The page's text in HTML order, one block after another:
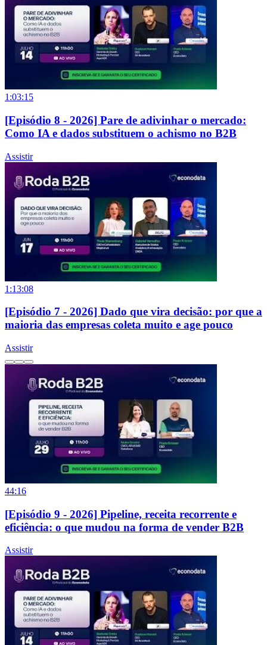
1:03:15
[Episódio 8 - 2026] Pare de adivinhar o mercado:
Como IA e dados substituem o achismo no B2B
Assistir
1:13:08
[Episódio 7 - 2026] Dado que vira decisão: por que a
maioria das empresas coleta muito e age pouco
Assistir
44:16
[Episódio 9 - 2026] Pipeline, receita recorrente e
eficiência: o que mudou na forma de vender B2B
Assistir